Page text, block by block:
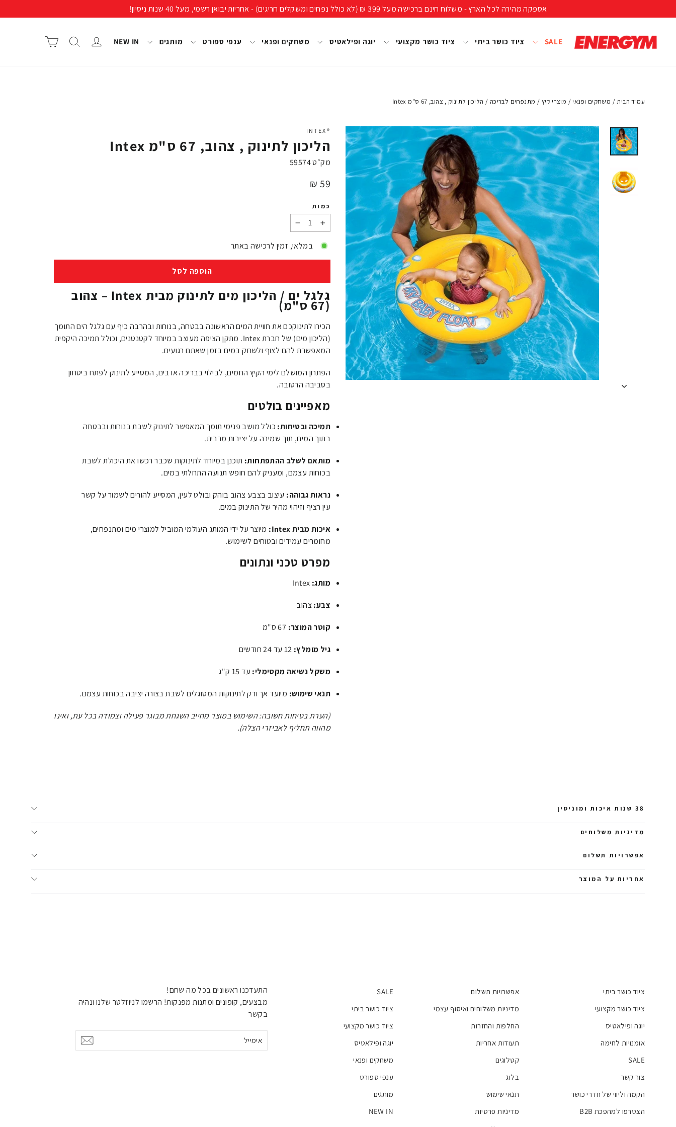
קריאה
אספקה מהירה לכל הארץ - משלוח חינם ברכישה מעל 399 ₪ (לא כולל נפחים ומשקלים חריגים) - אחריות יבואן רשמי, מעל 40 שנות ניסיון!
SALE ציוד כושר ביתי ציוד כושר מקצועי יוגה ופילאטיס משחקים ופנאי ענפי ספורט מותגים NEW IN התחבר/י חיפוש
עמוד הבית / משחקים ופנאי / מוצרי קיץ / מתנפחים לבריכה / הליכון לתינוק , צהוב, 67 ס"מ Intex
®INTEX
הליכון לתינוק , צהוב, 67 ס"מ Intex
מק״ט59574
מחיר
59 ₪
כמות
−
+
במלאי, זמין לרכישה באתר
הוספה לסל
גלגל ים / הליכון מים לתינוק מבית Intex – צהוב
(67 ס"מ)
הכירו לתינוקכם את חוויית המים הראשונה בבטחה, בנוחות ובהרבה כיף עם גלגל הים התומך
(הליכון מים) של חברת Intex. מתקן הציפה מעוצב במיוחד לקטנטנים, וכולל תמיכה היקפית
המאפשרת להם לצוף ולשחק במים בזמן שאתם רגועים.
הפתרון המושלם לימי הקיץ החמים, לבילוי בבריכה או בים, המסייע לתינוק לפתח ביטחון
בסביבה הרטובה.
מאפיינים בולטים
תמיכה ובטיחות: כולל מושב פנימי תומך המאפשר לתינוק לשבת בנוחות ובבטחה
בתוך המים, תוך שמירה על יציבות מרבית.
מותאם לשלב ההתפתחות: תוכנן במיוחד לתינוקות שכבר רכשו את היכולת לשבת
בכוחות עצמם, ומעניק להם חופש תנועה התחלתי במים.
נראות גבוהה: עיצוב בצבע צהוב בוהק ובולט לעין, המסייע להורים לשמור על קשר
עין רציף וזיהוי מהיר של התינוק במים.
איכות מבית Intex:
מיוצר על ידי המותג העולמי המוביל למוצרי מים ומתנפחים,
מחומרים עמידים ובטוחים לשימוש.
מפרט טכני ונתונים
מותג:
צבע:צהוב
קוטר המוצר:
גיל מומלץ:
משקל נשיאה מקסימלי: עד 15 ק"ג
תנאי שימוש: מיועד אך ורק לתינוקות המסוגלים לשבת בצורה יציבה בכוחות עצמם.
(הערת בטיחות חשובה: השימוש במוצר מחייב השגחת מבוגר פעילה וצמודה בכל עת, ואינו
מהווה תחליף לאביזרי הצלה).
38 שנות איכות ומוניטין
מדיניות משלוחים
אפשרויות תשלום
אחריות על המוצר
ציוד כושר ביתי
ציוד כושר מקצועי
יוגה ופילאטיס
אומנויות לחימה
SALE
צור קשר
הקמה וליווי של חדרי כושר
הצטרפו למהפכת B2B
אפשרויות תשלום
מדיניות משלוחים ואיסוף עצמי
החלפות והחזרות
תעודות אחריות
קטלוגים
בלוג
תנאי שימוש
מדיניות פרטיות
SALE
ציוד כושר ביתי
ציוד כושר מקצועי
יוגה ופילאטיס
משחקים ופנאי
ענפי ספורט
מותגים
NEW IN
התעדכנו ראשונים בכל מה שחם!
מבצעים, קופונים ומתנות מפנקות! הרשמו לניוזלטר שלנו ונהיה
בקשר
אימייל